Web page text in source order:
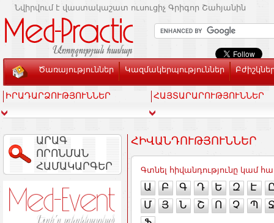
Նվիրվում է վաստակաշատ ուսուցիչ Գրիգոր Շահյանին
Ծառայություններ Կազմակերպություններ
ԻՐԱԴԱՐՁՈՒԹՅՈՒՆՆԵՐ ՀԱՅՏԱՐԱՐՈՒԹՅՈՒՆՆԵՐ
ԱՐԱԳ
ՈՐՈՆՄԱՆ
ՀԱՄԱԿԱՐԳԵՐ
ՀԻՎԱՆԴՈՒԹՅՈՒՆՆԵՐ
Գտնել հիվանդությունը կամ
Ա Բ Գ Դ Ե Զ Է
Մ
Յ Ն Շ Ո Չ Պ